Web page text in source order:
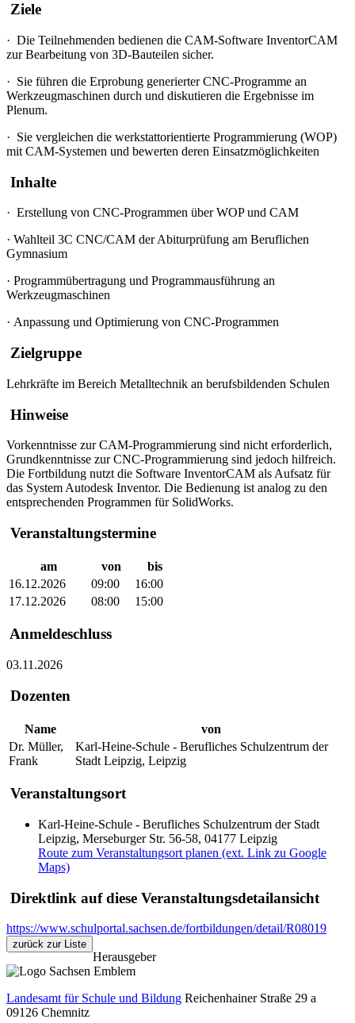
Ziele
· Die Teilnehmenden bedienen die CAM-Software InventorCAM
zur Bearbeitung von 3D-Bauteilen sicher.
· Sie führen die Erprobung generierter CNC-Programme an
Werkzeugmaschinen durch und diskutieren die Ergebnisse im
Plenum.
· Sie vergleichen die werkstattorientierte Programmierung (WOP)
mit CAM-Systemen und bewerten deren Einsatzmöglichkeiten
Inhalte
· Erstellung von CNC-Programmen über WOP und CAM
· Wahlteil 3C CNC/CAM der Abiturprüfung am Beruflichen
Gymnasium
· Programmübertragung und Programmausführung an
Werkzeugmaschinen
· Anpassung und Optimierung von CNC-Programmen
Zielgruppe
Lehrkräfte im Bereich Metalltechnik an berufsbildenden Schulen
Hinweise
Vorkenntnisse zur CAM-Programmierung sind nicht erforderlich,
Grundkenntnisse zur CNC-Programmierung sind jedoch hilfreich.
Die Fortbildung nutzt die Software InventorCAM als Aufsatz für
das System Autodesk Inventor. Die Bedienung ist analog zu den
entsprechenden Programmen für SolidWorks.
Veranstaltungstermine
am von
bis
16.12.2026
09:00
16:00
17.12.2026
08:00 15:00
Anmeldeschluss
03.11.2026
Dozenten
Name
von
Dr. Müller,
Frank
Karl-Heine-Schule - Berufliches Schulzentrum der
Stadt Leipzig, Leipzig
Veranstaltungsort
Karl-Heine-Schule - Berufliches Schulzentrum der Stadt
Leipzig, Merseburger Str. 56-58, 04177 Leipzig
Route zum Veranstaltungsort planen (ext. Link zu Google
Maps)
Direktlink auf diese Veranstaltungsdetailansicht
https://www.schulportal.sachsen.de/fortbildungen/detail/R08019
zurück zur Liste
Herausgeber
Landesamt für Schule und Bildung Reichenhainer Straße 29 a
09126 Chemnitz